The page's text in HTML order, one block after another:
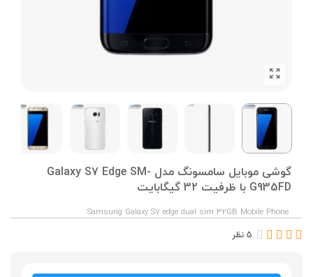
گوشی موبایل سامسونگ مدل Galaxy S7 Edge SM-
G935FD با ظرفیت 32 گیگابایت
5 نظر